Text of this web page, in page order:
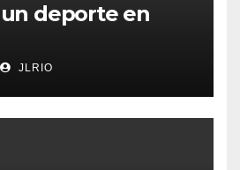
deporte en
JLRIO